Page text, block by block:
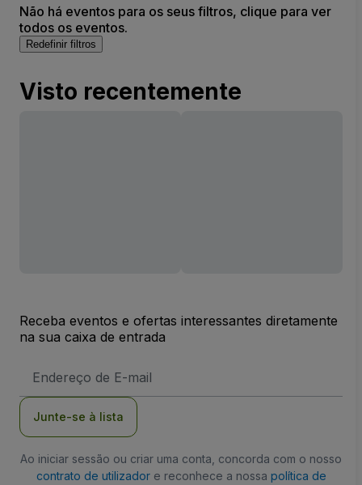
Não há eventos para os seus filtros, clique para ver
todos os eventos.
Redefinir filtros
Visto recentemente
Receba eventos e ofertas interessantes diretamente
na sua caixa de entrada
de
Junte-se à lista
Ao iniciar sessão ou criar uma conta, concorda com o nosso
contrato de utilizadore reconhece a nossa política de